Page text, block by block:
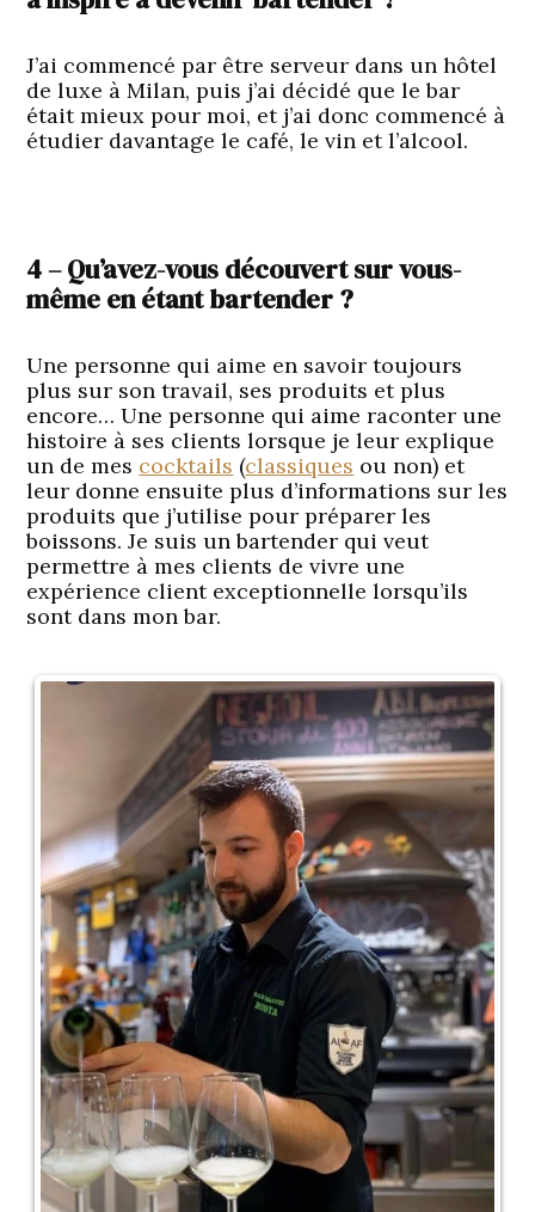
J’ai commencé par être serveur dans un hôtel
de luxe à Milan, puis j’ai décidé que le bar
était mieux pour moi, et j’ai donc commencé à
étudier davantage le café, le vin et l’alcool.
4 – Qu’avez-vous découvert sur vous-
même en étant bartender ?
Une personne qui aime en savoir toujours
plus sur son travail, ses produits et plus
encore… Une personne qui aime raconter une
histoire à ses clients lorsque je leur explique
un de mes cocktails (classiques ou non) et
leur donne ensuite plus d’informations sur les
produits que j’utilise pour préparer les
boissons. Je suis un bartender qui veut
permettre à mes clients de vivre une
expérience client exceptionnelle lorsqu’ils
sont dans mon bar.